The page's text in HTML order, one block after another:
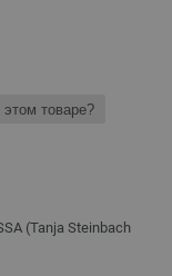
товаре?
(Tanja Steinbach